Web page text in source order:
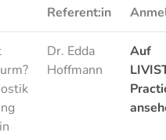
Referent:in
Dr. Edda
Hoffmann
Auf